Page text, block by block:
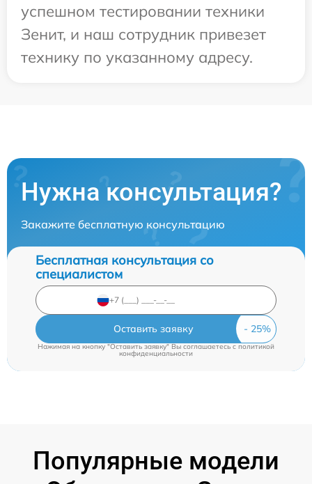
успешном тестировании техники
Зенит, и наш сотрудник привезет
технику по указанному адресу.
Нужна консультация?
Закажите бесплатную консультацию
Бесплатная консультация со
специалистом
Оставить заявку
Нажимая на кнопку "Оставить заявку" Вы соглашаетесь cполитикой
конфиденциальности
Популярные модели